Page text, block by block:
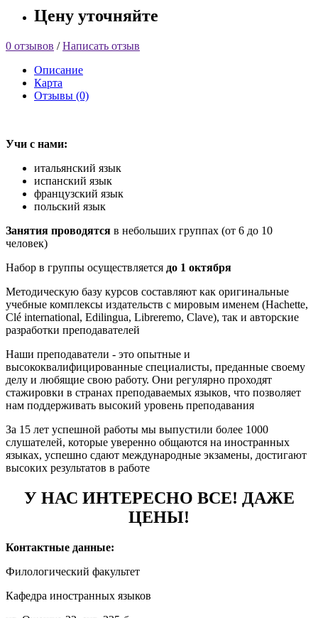
Цену уточняйте
0 отзывов /Написать отзыв
Описание
Карта
Отзывы (0)
Учи с нами:
итальянский язык
испанский язык
французский язык
польский язык
Занятия проводятся в небольших группах (от 6 до 10
человек)
Набор в группы осуществляется до 1 октября
Методическую базу курсов составляют как оригинальные
учебные комплексы издательств с мировым именем (Hachette,
Clé international, Edilingua, Libreremo, Clave), так и авторские
разработки преподавателей
Наши преподаватели - это опытные и
высококвалифицированные специалисты, преданные своему
делу и любящие свою работу. Они регулярно проходят
стажировки в странах преподаваемых языков, что позволяет
нам поддерживать высокий уровень преподавания
За 15 лет успешной работы мы выпустили более 1000
слушателей, которые уверенно общаются на иностранных
языках, успешно сдают международные экзамены, достигают
высоких результатов в работе
У НАС ИНТЕРЕСНО ВСЕ! ДАЖЕ
ЦЕНЫ!
Контактные данные:
Филологический факультет
Кафедра иностранных языков